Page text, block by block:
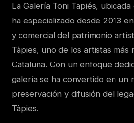
La Galería Toni Tapiés,
ha especializado desde 2013
y comercial del patrimonio
Tàpies, uno de los artistas más
Cataluña. Con un enfoque
galería se ha convertido en un
preservación y difusión del
Tàpies.